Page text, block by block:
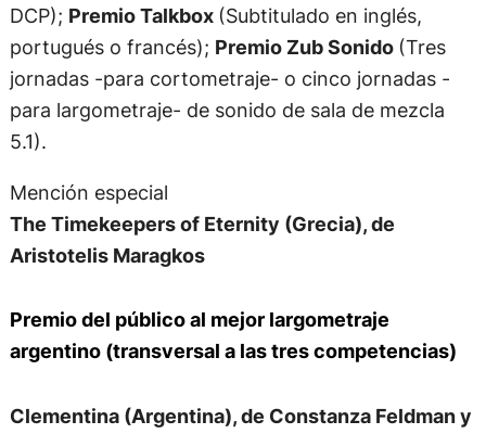
DCP); Premio Talkbox (Subtitulado en inglés,
portugués o francés); Premio Zub Sonido (Tres
jornadas -para cortometraje- o cinco jornadas -
para largometraje- de sonido de sala de mezcla
5.1).
Mención especial
The Timekeepers of Eternity (Grecia), de
Aristotelis Maragkos
Premio del público al mejor largometraje
argentino (transversal a las tres competencias)
Clementina (Argentina), de Constanza Feldman y